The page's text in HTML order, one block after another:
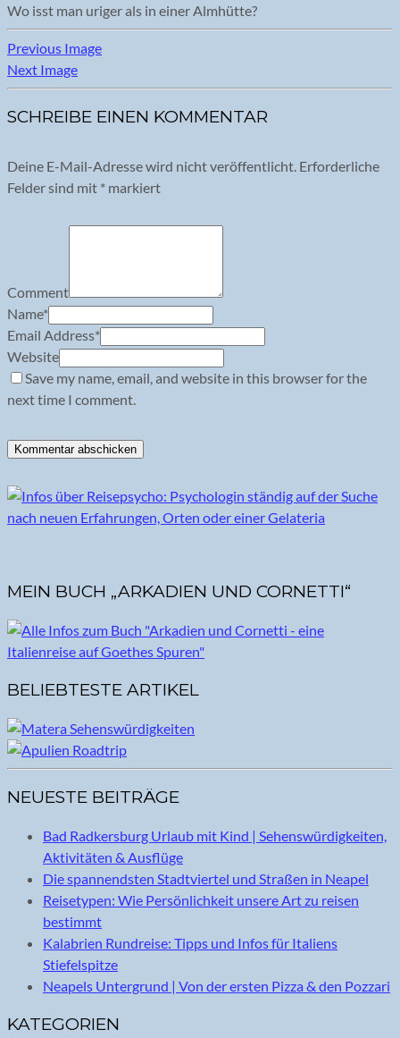
Wo isst man uriger als in einer Almhütte?
Previous Image
Next Image
SCHREIBE EINEN KOMMENTAR
Deine E-Mail-Adresse wird nicht veröffentlicht. Erforderliche
Felder sind mit * markiert
Comment
Name*
Email Address*
Website
Save my name, email, and website in this browser for the
next time I comment.
MEIN BUCH „ARKADIEN UND CORNETTI“
BELIEBTESTE ARTIKEL
NEUESTE BEITRÄGE
Bad Radkersburg Urlaub mit Kind | Sehenswürdigkeiten,
Aktivitäten & Ausflüge
Die spannendsten Stadtviertel und Straßen in Neapel
Reisetypen: Wie Persönlichkeit unsere Art zu reisen
bestimmt
Kalabrien Rundreise: Tipps und Infos für Italiens
Stiefelspitze
Neapels Untergrund | Von der ersten Pizza & den Pozzari
KATEGORIEN